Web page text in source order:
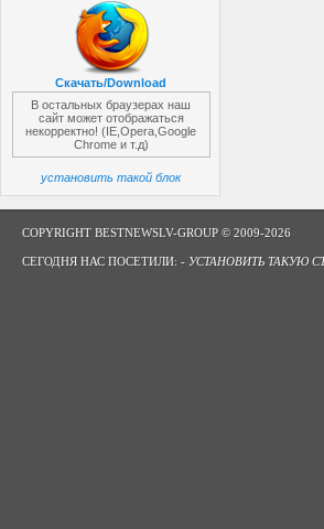
Скачать/Download
В остальных браузерах наш
сайт может отображаться
некорректно! (IE,Opera,Google
Chrome и т.д)
установить такой блок
COPYRIGHT BESTNEWSLV-GROUP © 2009-2026
СЕГОДНЯ НАС ПОСЕТИЛИ: - УСТАНОВИТЬ ТАКУЮ